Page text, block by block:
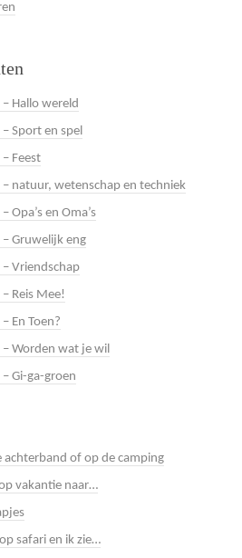
Hallo wereld
Sport en spel
Feest
natuur, wetenschap en techniek
Opa’s en Oma’s
Gruwelijk eng
Vriendschap
Reis Mee!
En Toen?
Worden wat je wil
Gi-ga-groen
of op de camping
vakantie naar…
safari en ik zie…